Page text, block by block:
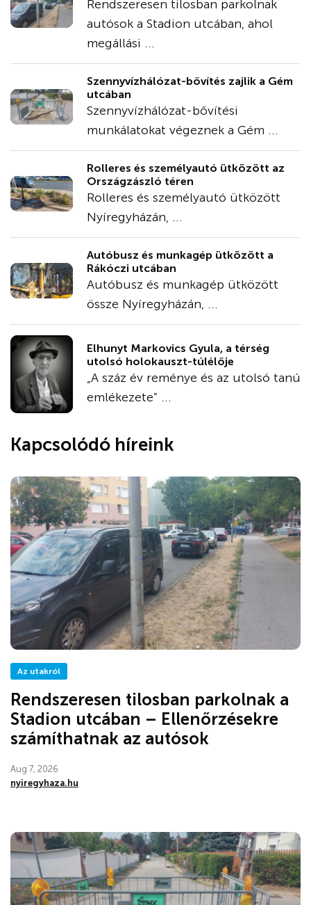
Rendszeresen tilosban parkolnak
autósok a Stadion utcában, ahol
megállási ...
Szennyvízhálózat-bővítés zajlik a Gém
utcában
Szennyvízhálózat-bővítési
munkálatokat végeznek a Gém ...
Rolleres és személyautó ütközött az
Országzászló téren
Rolleres és személyautó ütközött
Nyíregyházán, ...
Autóbusz és munkagép ütközött a
Rákóczi utcában
Autóbusz és munkagép ütközött
össze Nyíregyházán, ...
Elhunyt Markovics Gyula, a térség
utolsó holokauszt-túlélője
„A száz év reménye és az utolsó tanú
emlékezete” ...
Kapcsolódó híreink
Az utakról
Rendszeresen tilosban parkolnak a
Stadion utcában – Ellenőrzésekre
számíthatnak az autósok
Aug 7, 2026
nyiregyhaza.hu